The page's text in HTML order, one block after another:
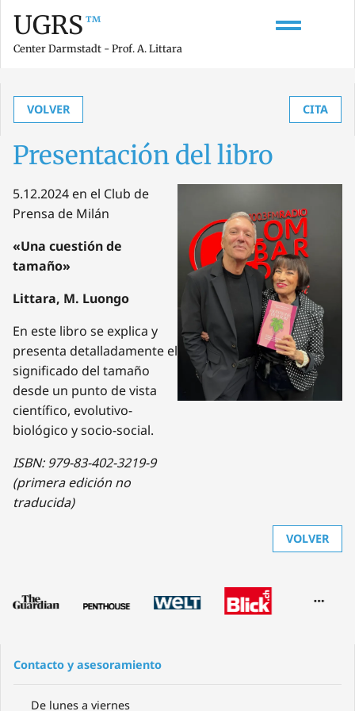
UGRS™
Center Darmstadt - Prof. A. Littara
VOLVER CITA
Presentación del libro
5.12.2024 en el Club de
Prensa de Milán
«Una cuestión de
tamaño»
Littara, M. Luongo
En este libro se explica y
presenta detalladamente el
significado del tamaño
desde un punto de vista
científico, evolutivo-
biológico y socio-social.
ISBN: 979-83-402-3219-9
(primera edición no
traducida)
VOLVER
Contacto y asesoramiento
De lunes a viernes